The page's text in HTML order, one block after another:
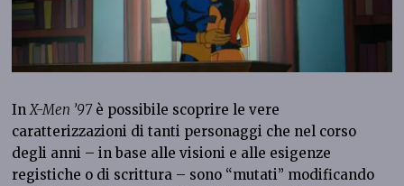
In X-Men ’97è possibile scoprire le vere
caratterizzazioni di tanti personaggi che nel corso
degli anni – in base alle visioni e alle esigenze
registiche o di scrittura – sono “mutati” modificando